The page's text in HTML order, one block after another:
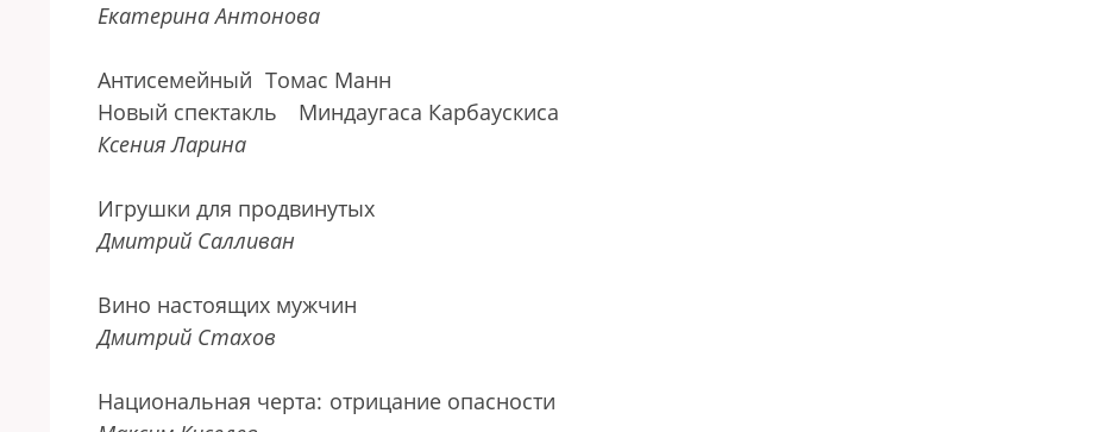
Екатерина Антонова
Антисемейный Томас Манн
Новый спектакль
Миндаугаса Карбаускиса
Ксения Ларина
Игрушки для продвинутых
Дмитрий Салливан
Вино настоящих мужчин
Дмитрий Стахов
Национальная черта: отрицание опасности